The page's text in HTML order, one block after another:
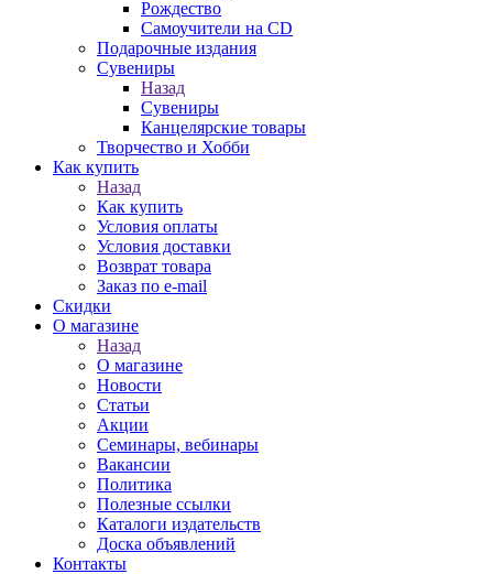
Рождество
Самоучители на CD
Подарочные издания
Сувениры
Назад
Сувениры
Канцелярские товары
Творчество и Хобби
Как купить
Назад
Как купить
Условия оплаты
Условия доставки
Возврат товара
Заказ по e-mail
Скидки
О магазине
Назад
О магазине
Новости
Статьи
Акции
Семинары, вебинары
Вакансии
Политика
Полезные ссылки
Каталоги издательств
Доска объявлений
Контакты